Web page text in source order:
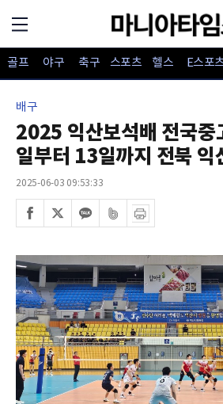
골프 야구 축구 스포츠 헬스 E스포
배구
2025 익산보석배 전국중
일부터 13일까지 전북 익
2025-06-03 09:53:33